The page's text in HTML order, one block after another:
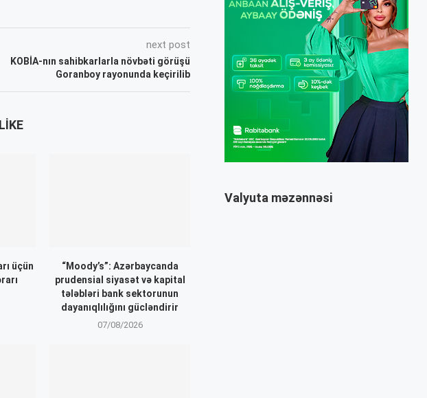
next post
KOBİA-nın sahibkarlarla növbəti görüşü
Goranboy rayonunda keçirilib
üçün
“Moody’s”: Azərbaycanda
prudensial siyasət və kapital
tələbləri bank sektorunun
dayanıqlılığını gücləndirir
07/08/2026
Valyuta məzənnəsi